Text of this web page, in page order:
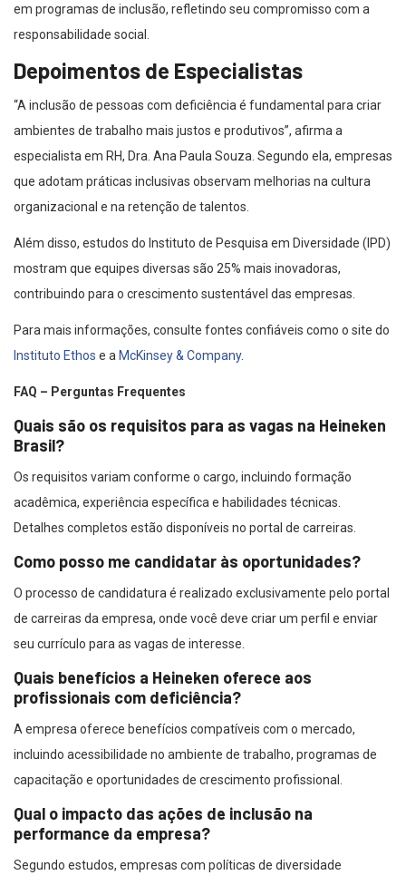
em programas de inclusão, refletindo seu compromisso com a
responsabilidade social.
Depoimentos de Especialistas
“A inclusão de pessoas com deficiência é fundamental para criar
ambientes de trabalho mais justos e produtivos”, afirma a
especialista em RH, Dra. Ana Paula Souza. Segundo ela, empresas
que adotam práticas inclusivas observam melhorias na cultura
organizacional e na retenção de talentos.
Além disso, estudos do Instituto de Pesquisa em Diversidade (IPD)
mostram que equipes diversas são 25% mais inovadoras,
contribuindo para o crescimento sustentável das empresas.
Para mais informações, consulte fontes confiáveis como o site do
Instituto Ethos e a McKinsey & Company.
FAQ – Perguntas Frequentes
Quais são os requisitos para as vagas na Heineken
Brasil?
Os requisitos variam conforme o cargo, incluindo formação
acadêmica, experiência específica e habilidades técnicas.
Detalhes completos estão disponíveis no portal de carreiras.
Como posso me candidatar às oportunidades?
O processo de candidatura é realizado exclusivamente pelo portal
de carreiras da empresa, onde você deve criar um perfil e enviar
seu currículo para as vagas de interesse.
Quais benefícios a Heineken oferece aos
profissionais com deficiência?
A empresa oferece benefícios compatíveis com o mercado,
incluindo acessibilidade no ambiente de trabalho, programas de
capacitação e oportunidades de crescimento profissional.
Qual o impacto das ações de inclusão na
performance da empresa?
Segundo estudos, empresas com políticas de diversidade